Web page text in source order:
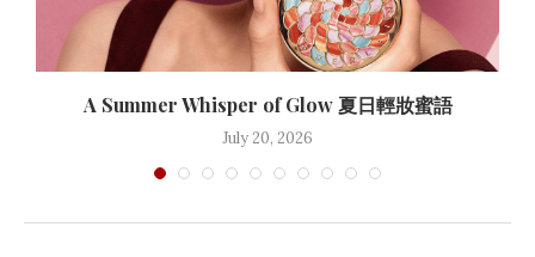
A Summer Whisper of Glow 夏日輕妝蜜語
July 20, 2026